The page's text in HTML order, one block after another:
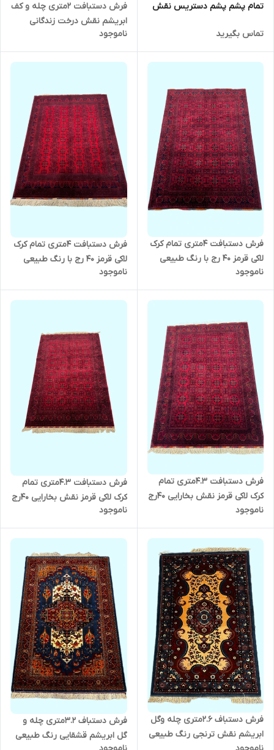
تمام پشم پشم دستریس نقش
0500205
تماس بگیرید
فرش دستبافت 2متری چله و کف
ابریشم نقش درخت زندگانی
ریزبافت رنگ طبیعی کد 0700487
ناموجود
فرش دستبافت 4متری تمام کرک
لاکی قرمز 40 رج با رنگ طبیعی
نقش بخارایی کد 0600129
ناموجود
فرش دستبافت 4متری تمام کرک
لاکی قرمز 40 رج با رنگ طبیعی
نقش بخارایی کد 0600130
ناموجود
فرش دستبافت 4.3متری تمام
کرک لاکی قرمز نقش بخارایی 40رج
رنگ طبیعی کد 0600131
ناموجود
فرش دستبافت 4.3متری تمام
کرک لاکی قرمز نقش بخارایی 40رج
رنگ طبیعی کد 0600128
ناموجود
فرش دستباف 2.6متری چله وگل
ابریشم نقش ترنجی رنگ طبیعی
فرش دستباف 3.2متری چله و
گل ابریشم قشقایی رنگ طبیعی